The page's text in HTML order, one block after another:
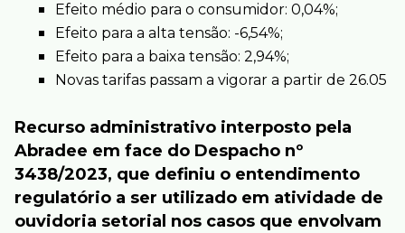
Efeito médio para o consumidor: 0,04%;
Efeito para a alta tensão: -6,54%;
Efeito para a baixa tensão: 2,94%;
Novas tarifas passam a vigorar a partir de 26.05
Recurso administrativo interposto pela
Abradee em face do Despacho nº
3438/2023, que definiu o entendimento
regulatório a ser utilizado em atividade de
ouvidoria setorial nos casos que envolvam